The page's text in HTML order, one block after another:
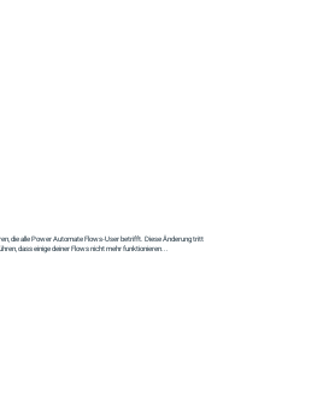
die alle Power Automate Flows-User betrifft. Diese Änderung tritt
dass einige deiner Flows nicht mehr funktionieren...